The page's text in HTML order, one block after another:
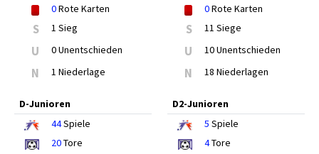
0Rote Karten
S 1 Sieg
U 0 Unentschieden
N 1 Niederlage
0Rote Karten
S 11 Siege
U 10 Unentschieden
N 18 Niederlagen
D-Junioren
44Spiele
20Tore
D2-Junioren
5 Spiele
4Tore